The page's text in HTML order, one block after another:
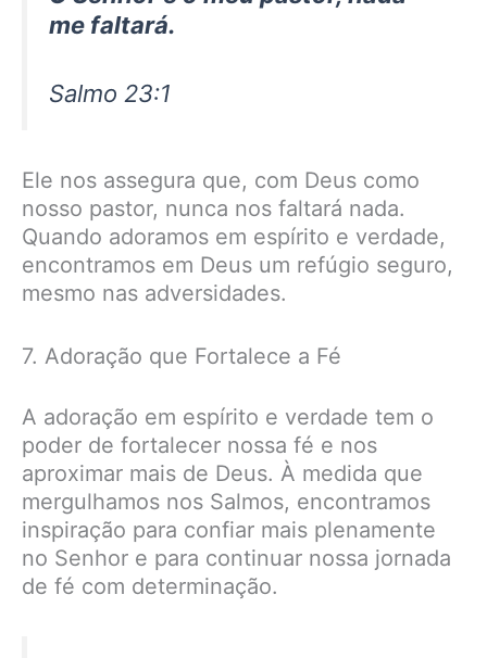
me faltará.
Salmo 23:1
Ele nos assegura que, com Deus como
nosso pastor, nunca nos faltará nada.
Quando adoramos em espírito e verdade,
encontramos em Deus um refúgio seguro,
mesmo nas adversidades.
7. Adoração que Fortalece a Fé
A adoração em espírito e verdade tem o
poder de fortalecer nossa fé e nos
aproximar mais de Deus. À medida que
mergulhamos nos Salmos, encontramos
inspiração para confiar mais plenamente
no Senhor e para continuar nossa jornada
de fé com determinação.